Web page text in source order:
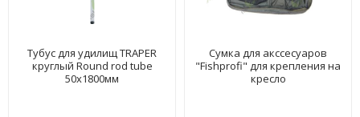
Тубус для удилищ TRAPER
круглый Round rod tube
50x1800мм
Сумка для акссесуаров
"Fishprofi" для крепления на
кресло